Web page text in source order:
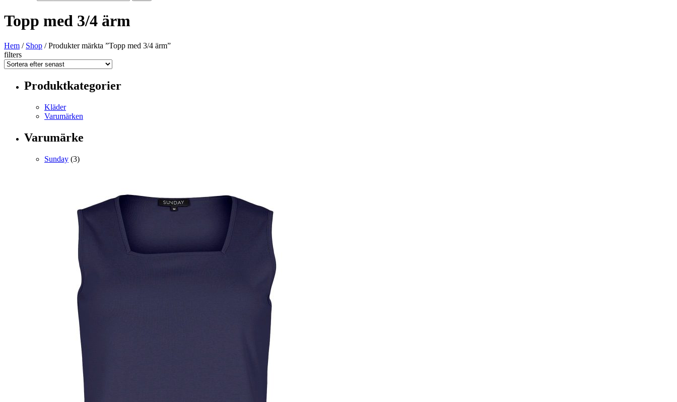
Topp med 3/4 ärm
Hem / Shop / Produkter märkta ”Topp med 3/4 ärm”
filters
Produktkategorier
Kläder
Varumärken
Varumärke
Sunday (3)